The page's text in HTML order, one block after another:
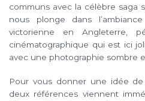
communs avec la célèbre saga
nous plonge dans
victorienne en Angleterre,
cinématographique qui est ici
avec une photographie sombre
Pour vous donner une idée de
deux références viennent